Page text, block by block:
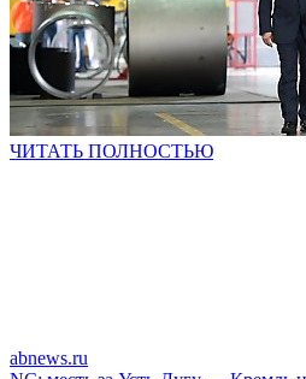
ЧИТАТЬ ПОЛНОСТЬЮ
abnews.ru